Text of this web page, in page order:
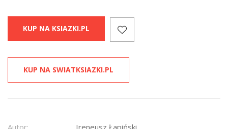
KUP NA KSIAZKI.PL
KUP NA SWIATKSIAZKI.PL
Autor: Ireneusz Łapiński